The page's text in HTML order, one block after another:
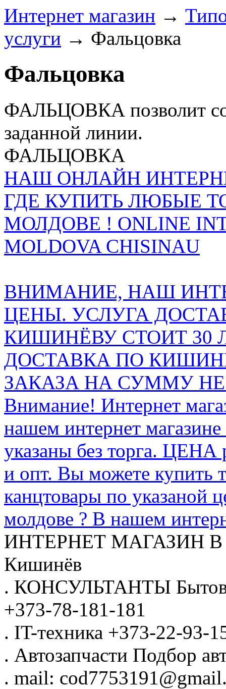
Интернет магазин →
услуги → Фальцовка
Фальцовка
ФАЛЬЦОВКА позволит
заданной линии.
ФАЛЬЦОВКА
НАШ ОНЛАЙН
ГДЕ КУПИТЬ ЛЮБЫЕ
МОЛДОВЕ ! ONLINE
MOLDOVA CHISINAU
ВНИМАНИЕ, НАШ
ЦЕНЫ. УСЛУГА
КИШИНЁВУ СТОИТ 30
ДОСТАВКА ПО
ЗАКАЗА НА СУММУ НЕ
Внимание! Интернет
нашем интернет
указаны без торга.
и опт. Вы можете купить
канцтовары по указаной
молдове ? В нашем
ИНТЕРНЕТ МАГАЗИН
Кишинёв
. КОНСУЛЬТАНТЫ
+373-78-181-181
. IT-техника +373-22-93-
. Автозапчасти Подбор
. mail: